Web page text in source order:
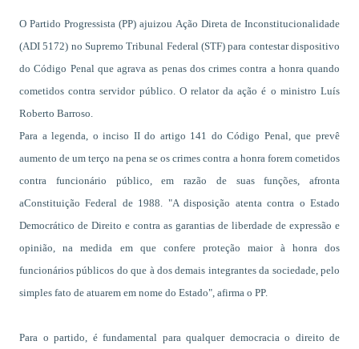
O Partido Progressista (PP) ajuizou Ação Direta de Inconstitucionalidade
(ADI 5172) no Supremo Tribunal Federal (STF) para contestar dispositivo
do Código Penal que agrava as penas dos crimes contra a honra quando
cometidos contra servidor público. O relator da ação é o ministro Luís
Roberto Barroso.
Para a legenda, o inciso II do artigo 141 do Código Penal, que prevê
aumento de um terço na pena se os crimes contra a honra forem cometidos
contra funcionário público, em razão de suas funções, afronta
aConstituição Federal de 1988. "A disposição atenta contra o Estado
Democrático de Direito e contra as garantias de liberdade de expressão e
opinião, na medida em que confere proteção maior à honra dos
funcionários públicos do que à dos demais integrantes da sociedade, pelo
simples fato de atuarem em nome do Estado", afirma o PP.
Para o partido, é fundamental para qualquer democracia o direito de